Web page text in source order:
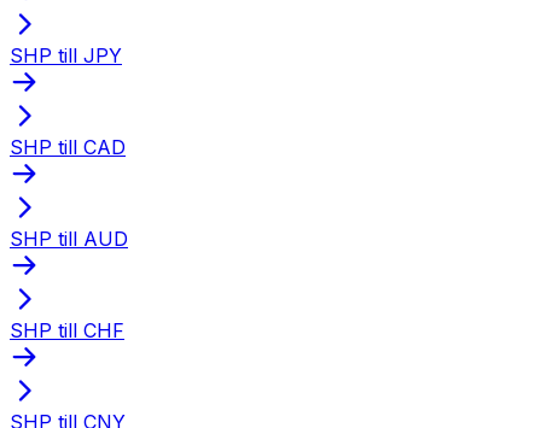
SHP till JPY
SHP till CAD
SHP till AUD
SHP till CHF
SHP till CNY